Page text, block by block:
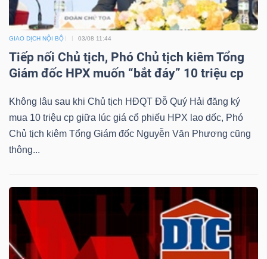
GIAO DỊCH NỘI BỘ 03/08 11:44
Tiếp nối Chủ tịch, Phó Chủ tịch kiêm Tổng
Giám đốc HPX muốn “bắt đáy” 10 triệu cp
Không lâu sau khi Chủ tịch HĐQT Đỗ Quý Hải đăng ký
mua 10 triệu cp giữa lúc giá cổ phiếu HPX lao dốc, Phó
Chủ tịch kiêm Tổng Giám đốc Nguyễn Văn Phương cũng
thông...